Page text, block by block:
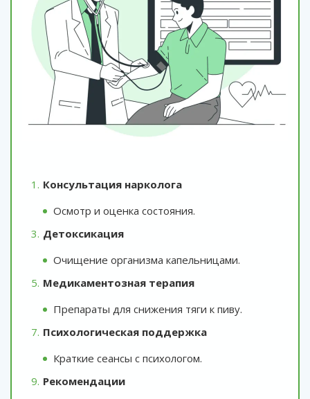
Консультация нарколога
Осмотр и оценка состояния.
Детоксикация
Очищение организма капельницами.
Медикаментозная терапия
Препараты для снижения тяги к пиву.
Психологическая поддержка
Краткие сеансы с психологом.
Рекомендации